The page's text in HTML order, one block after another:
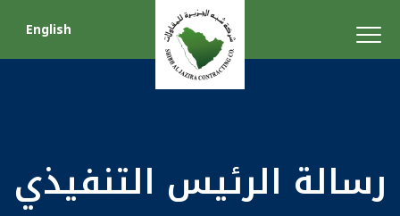
English
رسالة الرئيس التنفيذي